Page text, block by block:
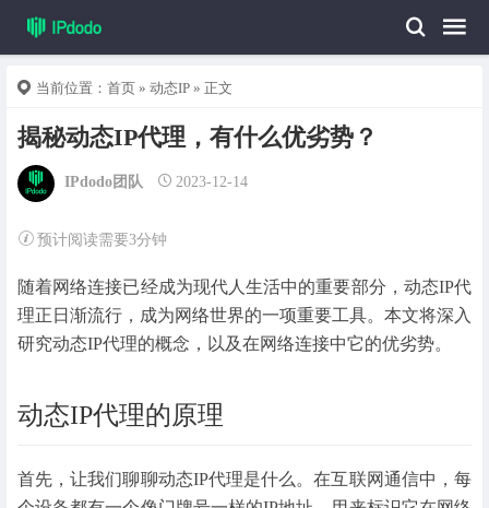
当前位置： 首页 » 动态IP » 正文
揭秘动态IP代理，有什么优劣势？
IPdodo团队 2023-12-14
预计阅读需要3分钟
随着网络连接已经成为现代人生活中的重要部分，动态IP代
理正日渐流行，成为网络世界的一项重要工具。本文将深入
研究动态IP代理的概念，以及在网络连接中它的优劣势。
动态IP代理的原理
首先，让我们聊聊动态IP代理是什么。在互联网通信中，每